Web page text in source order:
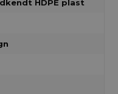
HDPE plast